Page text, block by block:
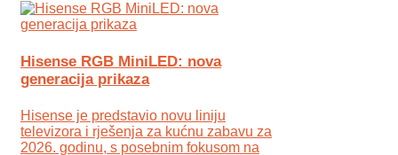
Hisense RGB MiniLED: nova
generacija prikaza
Hisense je predstavio novu liniju
televizora i rješenja za kućnu zabavu za
2026. godinu, s posebnim fokusom na